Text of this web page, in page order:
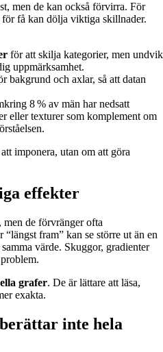
men de kan också förvirra. För
för få kan dölja viktiga skillnader.
för att skilja kategorier, men undvik
uppmärksamhet.
bakgrund och axlar, så att datan
8 % av män har nedsatt
eller texturer som komplement om
imponera, utan om att göra
effekter
de förvränger ofta
fram” kan se större ut än en
värde. Skuggor, gradienter
grafer. De är lättare att läsa,
exakta.
inte hela